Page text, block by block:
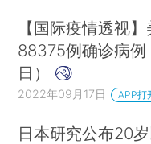
【国际疫情透视
88375例确诊病例
日）
2022年09月17日 APP打
日本研究公布20